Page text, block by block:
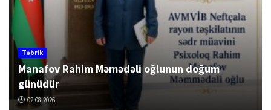
Təbrik
Manafov Rahim Məmədəli oğlunun doğum
günüdür
02.08.2026